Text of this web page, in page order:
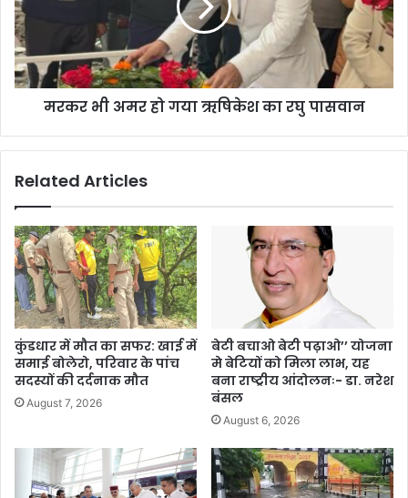
मरकर भी अमर हो गया ऋषिकेश का रघु पासवान
Related Articles
कुंडधार में मौत का सफर: खाई में
समाई बोलेरो, परिवार के पांच
सदस्यों की दर्दनाक मौत
August 7, 2026
बेटी बचाओ बेटी पढ़ाओ’’ योजना
मे बेटियों को मिला लाभ, यह
बना राष्ट्रीय आंदोलनः- डा. नरेश
बंसल
August 6, 2026